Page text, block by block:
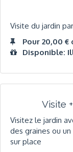
Visite du jardin
Pour 20,00 €
Disponible:
Visite
Visitez le jardin
des graines ou
sur place